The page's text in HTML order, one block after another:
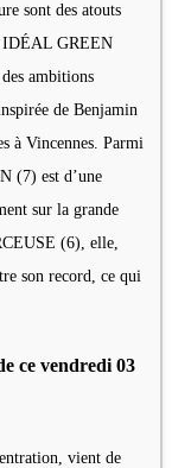
sont des atouts
IDÉAL GREEN
ambitions
de Benjamin
à Vincennes. Parmi
(7) est d’une
sur la grande
(6), elle,
son record, ce qui
ce vendredi 03
vient de